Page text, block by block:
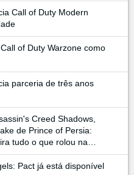
Call of Duty Modern
of Duty Warzone como
parceria de três anos
Creed Shadows,
de Prince of Persia:
tudo o que rolou na
Pact já está disponível